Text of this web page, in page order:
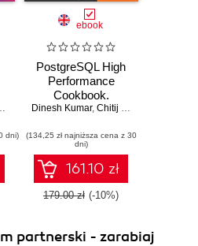
Miryala, Dinesh Kumar Budagam
dni)
ebook
PostgreSQL High
Performance
Cookbook.
Mastering query
database
monitoring, and
performance-
tuning for
PostgreSQL
Dinesh Kumar, Chitij Chauhan
(134,25 zł najniższa cena z 30
dni)
161.10 zł
179.00 zł (-10%)
partnerski - zarabiaj